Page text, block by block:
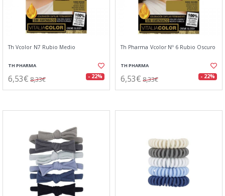
Th Vcolor N7 Rubio Medio
TH PHARMA
6,53€ 8,33€ - 22%
Th Pharma Vcolor Nº 6 Rubio Oscuro
TH PHARMA
6,53€ 8,33€ - 22%